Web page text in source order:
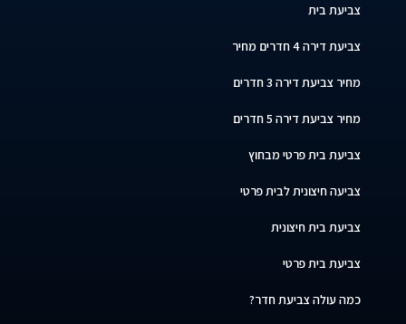
צביעת בית
צביעת דירה 4 חדרים מחיר
מחיר צביעת דירה 3 חדרים
מחיר צביעת דירה 5 חדרים
צביעת בית פרטי מבחוץ
צביעה חיצונית לבית פרטי
צביעת בית חיצונית
צביעת בית פרטי
כמה עולה צביעת חדר?